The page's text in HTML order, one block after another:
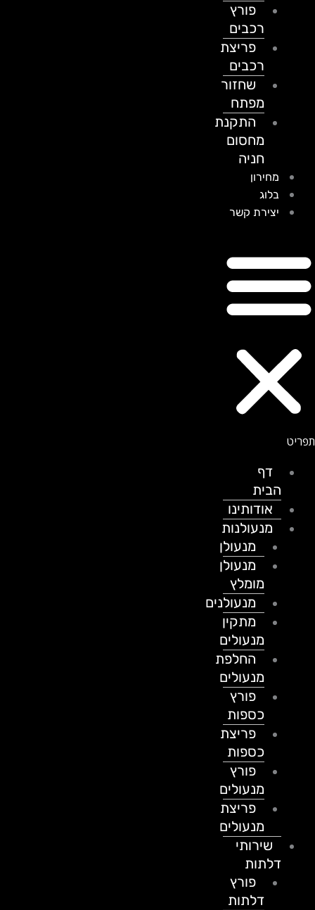
פורץ
רכבים
פריצת
רכבים
שחזור
מפתח
התקנת
מחסום
חניה
מחירון
בלוג
יצירת קשר
דף
הבית
אודותינו
מנעולנות
מנעולן
מנעולן
מומלץ
מנעולנים
מתקין
מנעולים
החלפת
מנעולים
פורץ
כספות
פריצת
כספות
פורץ
מנעולים
פריצת
מנעולים
שירותי
דלתות
פורץ
דלתות